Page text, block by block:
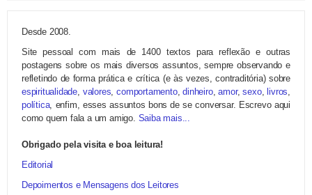
Desde 2008.
Site pessoal com mais de 1400 textos para reflexão e outras
postagens sobre os mais diversos assuntos, sempre observando e
refletindo de forma prática e crítica (e às vezes, contraditória) sobre
espiritualidade, valores,comportamento,dinheiro,amor,sexo, livros,
política, enfim, esses assuntos bons de se conversar. Escrevo aqui
como quem fala a um amigo. Saiba mais...
Obrigado pela visita e boa leitura!
Editorial
Depoimentos e Mensagens dos Leitores